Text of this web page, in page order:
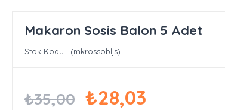
Makaron Sosis Balon 5 Adet
Stok Kodu (mkrossobljs)
₺35,00 ₺28,03